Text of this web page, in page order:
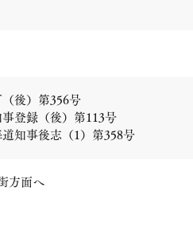
後）第356号
登録（後）第113号
知事後志（1）第358号
方面へ